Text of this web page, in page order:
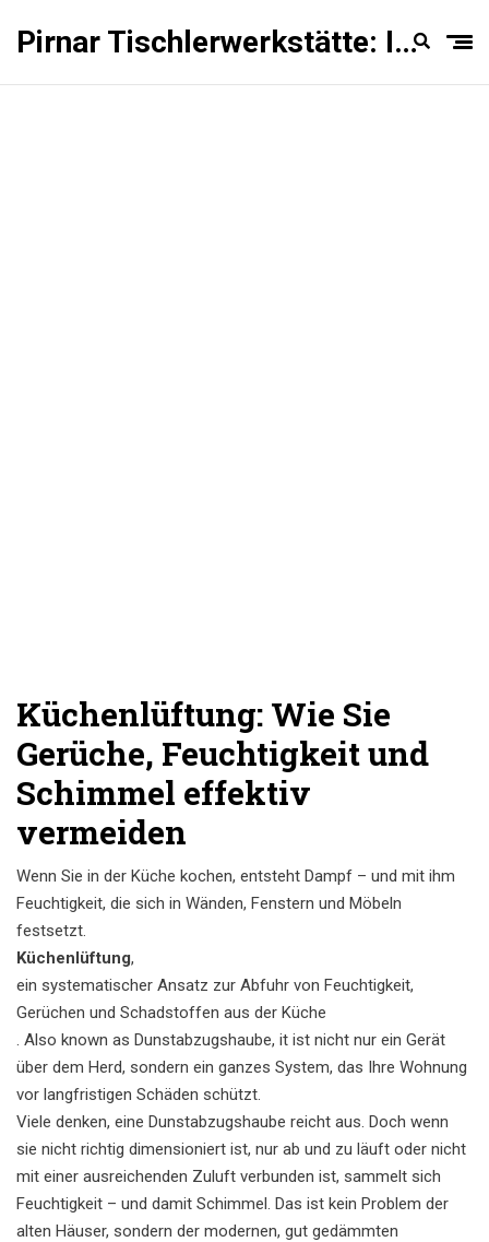
Pirnar Tischlerwerkstätte: Innentüren Experten
Küchenlüftung: Wie Sie
Gerüche, Feuchtigkeit und
Schimmel effektiv
vermeiden
Wenn Sie in der Küche kochen, entsteht Dampf – und mit ihm
Feuchtigkeit, die sich in Wänden, Fenstern und Möbeln
festsetzt.
Küchenlüftung,
ein systematischer Ansatz zur Abfuhr von Feuchtigkeit,
Gerüchen und Schadstoffen aus der Küche
. Also known as Dunstabzugshaube, it ist nicht nur ein Gerät
über dem Herd, sondern ein ganzes System, das Ihre Wohnung
vor langfristigen Schäden schützt.
Viele denken, eine Dunstabzugshaube reicht aus. Doch wenn
sie nicht richtig dimensioniert ist, nur ab und zu läuft oder nicht
mit einer ausreichenden Zuluft verbunden ist, sammelt sich
Feuchtigkeit – und damit Schimmel. Das ist kein Problem der
alten Häuser, sondern der modernen, gut gedämmten